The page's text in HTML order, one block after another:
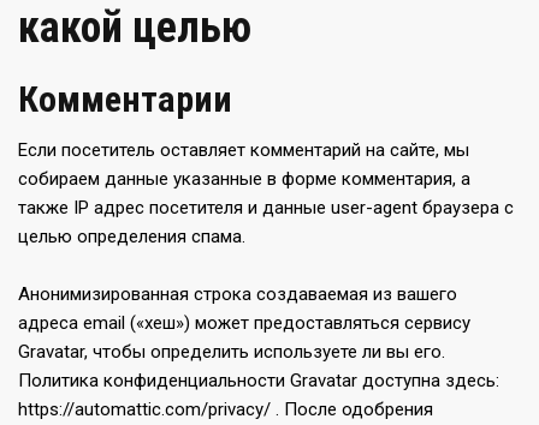
какой целью
Комментарии
Если посетитель оставляет комментарий на сайте, мы
собираем данные указанные в форме комментария, а
также IP адрес посетителя и данные user-agent браузера с
целью определения спама.
Анонимизированная строка создаваемая из вашего
адреса email («хеш») может предоставляться сервису
Gravatar, чтобы определить используете ли вы его.
Политика конфиденциальности Gravatar доступна здесь:
https://automattic.com/privacy/ . После одобрения